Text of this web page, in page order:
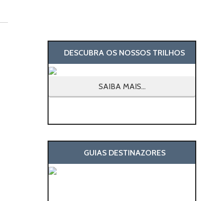
DESCUBRA OS NOSSOS TRILHOS
SAIBA MAIS...
GUIAS DESTINAZORES